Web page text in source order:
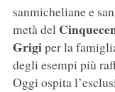
sanmicheliane e
metà del
Grigiper la
degli esempi più
Oggi ospita